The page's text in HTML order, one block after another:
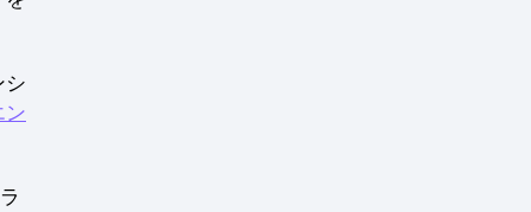
シ
ン